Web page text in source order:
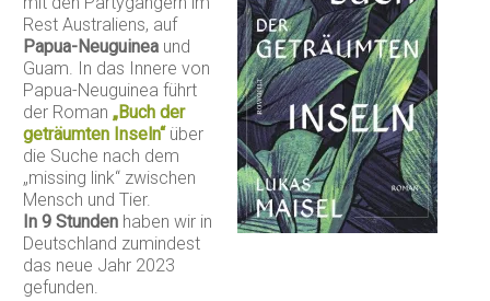
Rest Australiens, auf
Papua-Neuguinea und
Guam. In das Innere von
Papua-Neuguinea führt
der Roman„Buch der
geträumten Inseln“ über
die Suche nach dem
„missing link“ zwischen
Mensch und Tier.
In 9 Stunden haben wir in
Deutschland zumindest
das neue Jahr 2023
gefunden.